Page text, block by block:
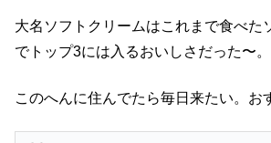
大名ソフトクリームはこれまで食べた
でトップ3には入るおいしさだった〜。
このへんに住んでたら毎日来たい。お